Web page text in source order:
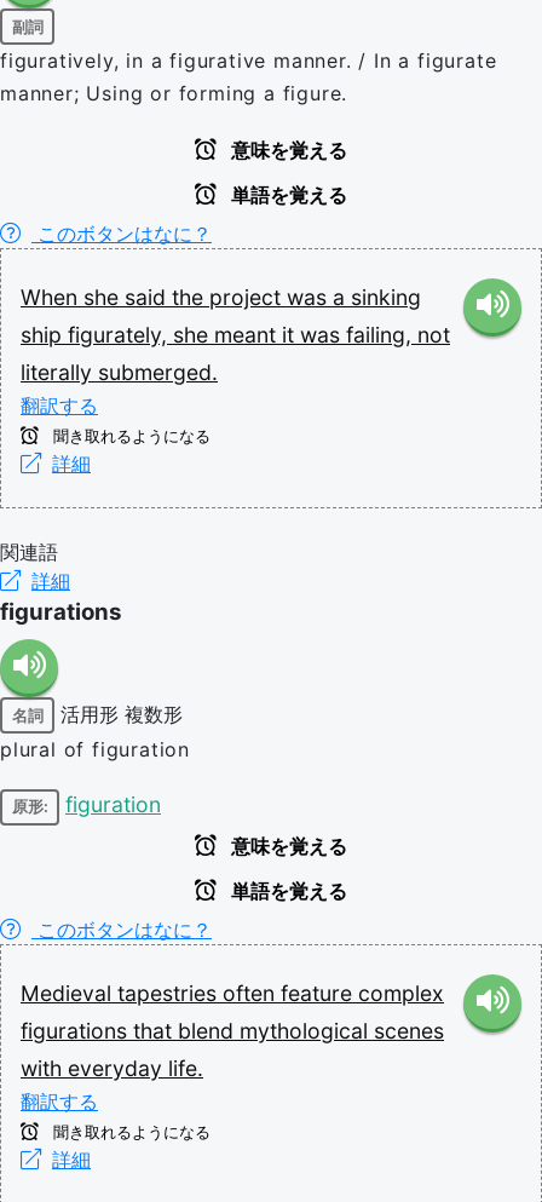
副詞
figuratively, in a figurative manner. / In a figurate
manner; Using or forming a figure.
意味を覚える
単語を覚える
このボタンはなに？
When she said the project was a sinking
ship figurately, she meant it was failing, not
literally submerged.
翻訳する
聞き取れるようになる
詳細
関連語
詳細
figurations
名詞 活用形 複数形
plural of figuration
原形: figuration
意味を覚える
単語を覚える
このボタンはなに？
Medieval tapestries often feature complex
figurations that blend mythological scenes
with everyday life.
翻訳する
聞き取れるようになる
詳細